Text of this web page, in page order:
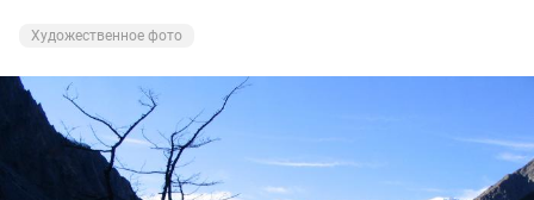
Художественное фото